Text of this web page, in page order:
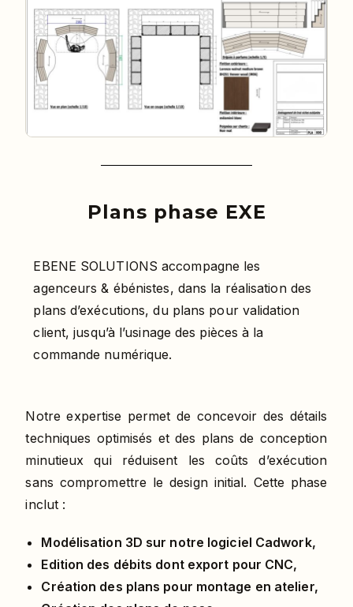
Plans phase EXE
EBENE SOLUTIONS accompagne les
agenceurs & ébénistes, dans la réalisation des
plans d’exécutions, du plans pour validation
client, jusqu’à l’usinage des pièces à la
commande numérique.
Notre expertise permet de concevoir des détails
techniques optimisés et des plans de conception
minutieux qui réduisent les coûts d’exécution
sans compromettre le design initial. Cette phase
inclut :
Modélisation 3D sur notre logiciel Cadwork,
Edition des débits dont export pour CNC,
Création des plans pour montage en atelier,